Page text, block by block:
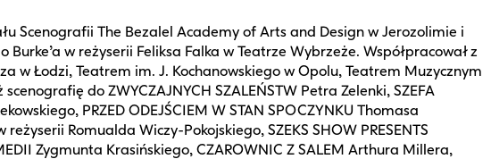
Scenografii The Bezalel Academy of Arts and Design w Jerozolimie i
w reżyserii Feliksa Falka w Teatrze Wybrzeże. Współpracował z
Łodzi, Teatrem im. J. Kochanowskiego w Opolu, Teatrem Muzycznym
do ZWYCZAJNYCH SZALEŃSTW Petra Zelenki, SZEFA
PRZED ODEJŚCIEM W STAN SPOCZYNKU Thomasa
Romualda Wiczy-Pokojskiego, SZEKS SHOW PRESENTS
Zygmunta Krasińskiego, CZAROWNIC Z SALEM Arthura Millera,